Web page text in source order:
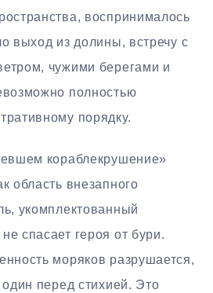
воспринималось
выход из долины, встречу с
чужими берегами и
полностью
порядку.
кораблекрушение»
область внезапного
укомплектованный
спасает героя от бури.
моряков разрушается,
один перед стихией. Это